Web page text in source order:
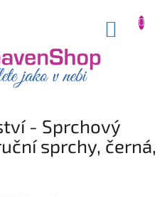
- Sprchový
sprchy, černá,